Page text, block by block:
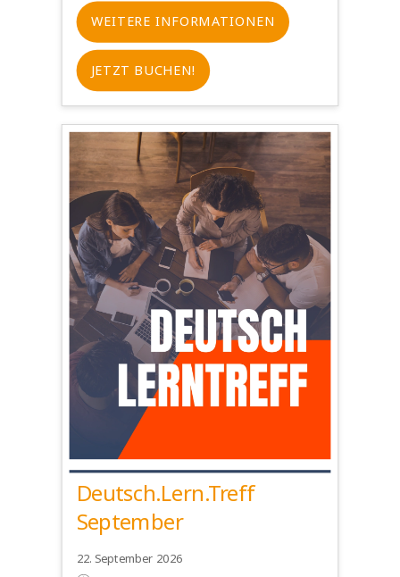
WEITERE INFORMATIONEN
JETZT BUCHEN!
Deutsch.Lern.Treff
September
22. September 2026